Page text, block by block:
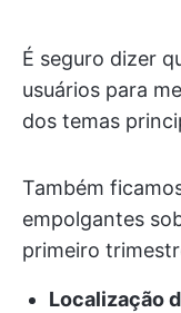
É seguro dizer
usuários para
dos temas
Também
empolgantes
primeiro
Localização